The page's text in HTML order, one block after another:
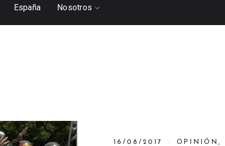
España Nosotros
16/08/2017 OPINIÓN,